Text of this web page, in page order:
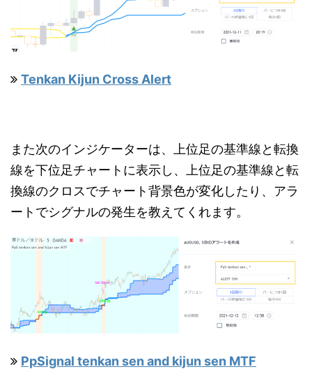
Tenkan Kijun Cross Alert
また次のインジケーターは、上位足の基準線と転換
線を下位足チャートに表示し、上位足の基準線と転
換線のクロスでチャート背景色が変化したり、アラ
ートでシグナルの発生を教えてくれます。
PpSignal tenkan sen and kijun sen MTF